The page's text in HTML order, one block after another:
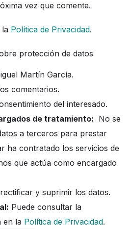
vez que comente.
la Política de Privacidad.
protección de datos
Martín García.
comentarios.
del interesado.
de tratamiento: No se
a terceros para prestar
ha contratado los servicios de
que actúa como encargado
y suprimir los datos.
Puede consultar la
en la Política de Privacidad.